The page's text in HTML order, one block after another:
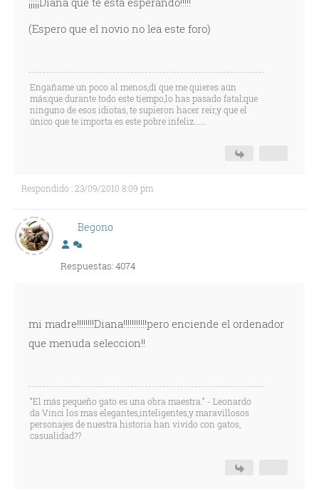
(Espero que el novio no lea este foro)
Engañame un poco al menos,dí que me quieres aún
más;que durante todo este tiempo,lo has pasado fatal;que
ninguno de esos idiotas, te supieron hacer reir,y que el
único que te importa es este pobre infeliz......
Respondido : 23/09/2010 8:09 pm
Begono
Respuestas: 4074
mi madre!!!!!!!!Diana!!!!!!!!!!!pero enciende el ordenador
que menuda seleccion!!
“El más pequeño gato es una obra maestra.” - Leonardo
da Vinci los mas elegantes,inteligentes,y maravillosos
personajes de nuestra historia han vivido con gatos,
casualidad??